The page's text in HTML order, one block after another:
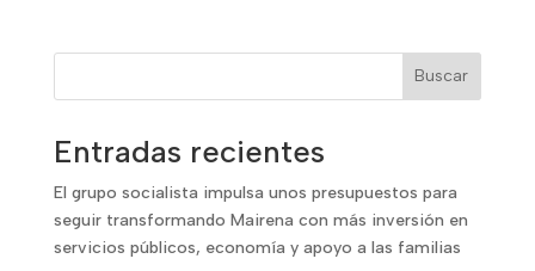
Buscar
Entradas recientes
El grupo socialista impulsa unos presupuestos para
seguir transformando Mairena con más inversión en
servicios públicos, economía y apoyo a las familias